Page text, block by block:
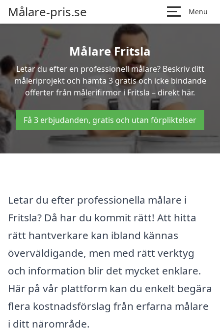
Målare-pris.se Menu
Målare Fritsla
Letar du efter en professionell målare? Beskriv ditt
måleriprojekt och hämta 3 gratis och icke bindande
offerter från målerifirmor i Fritsla – direkt här.
Få 3 erbjudanden, gratis och utan förpliktelser
Letar du efter professionella målare i
Fritsla? Då har du kommit rätt! Att hitta
rätt hantverkare kan ibland kännas
överväldigande, men med rätt verktyg
och information blir det mycket enklare.
Här på vår plattform kan du enkelt begära
flera kostnadsförslag från erfarna målare
i ditt närområde.